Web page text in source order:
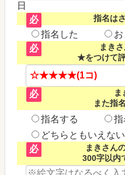
日
必
指名は
指名した
必
まき
★をつけて評
必
ま
また指
指名する
指
どちらともいえない
必
まきさん
300字以内